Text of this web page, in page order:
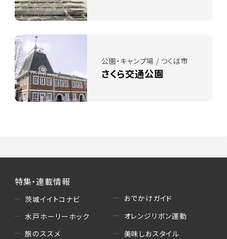
公園・キャンプ場 / つくば市
さくら交通公園
特集・連載情報
茨城イイトコナビ
水戸ホーリーホック
旅のススメ
おでかけガイド
オレンジリボン運動
美味しおスタイル